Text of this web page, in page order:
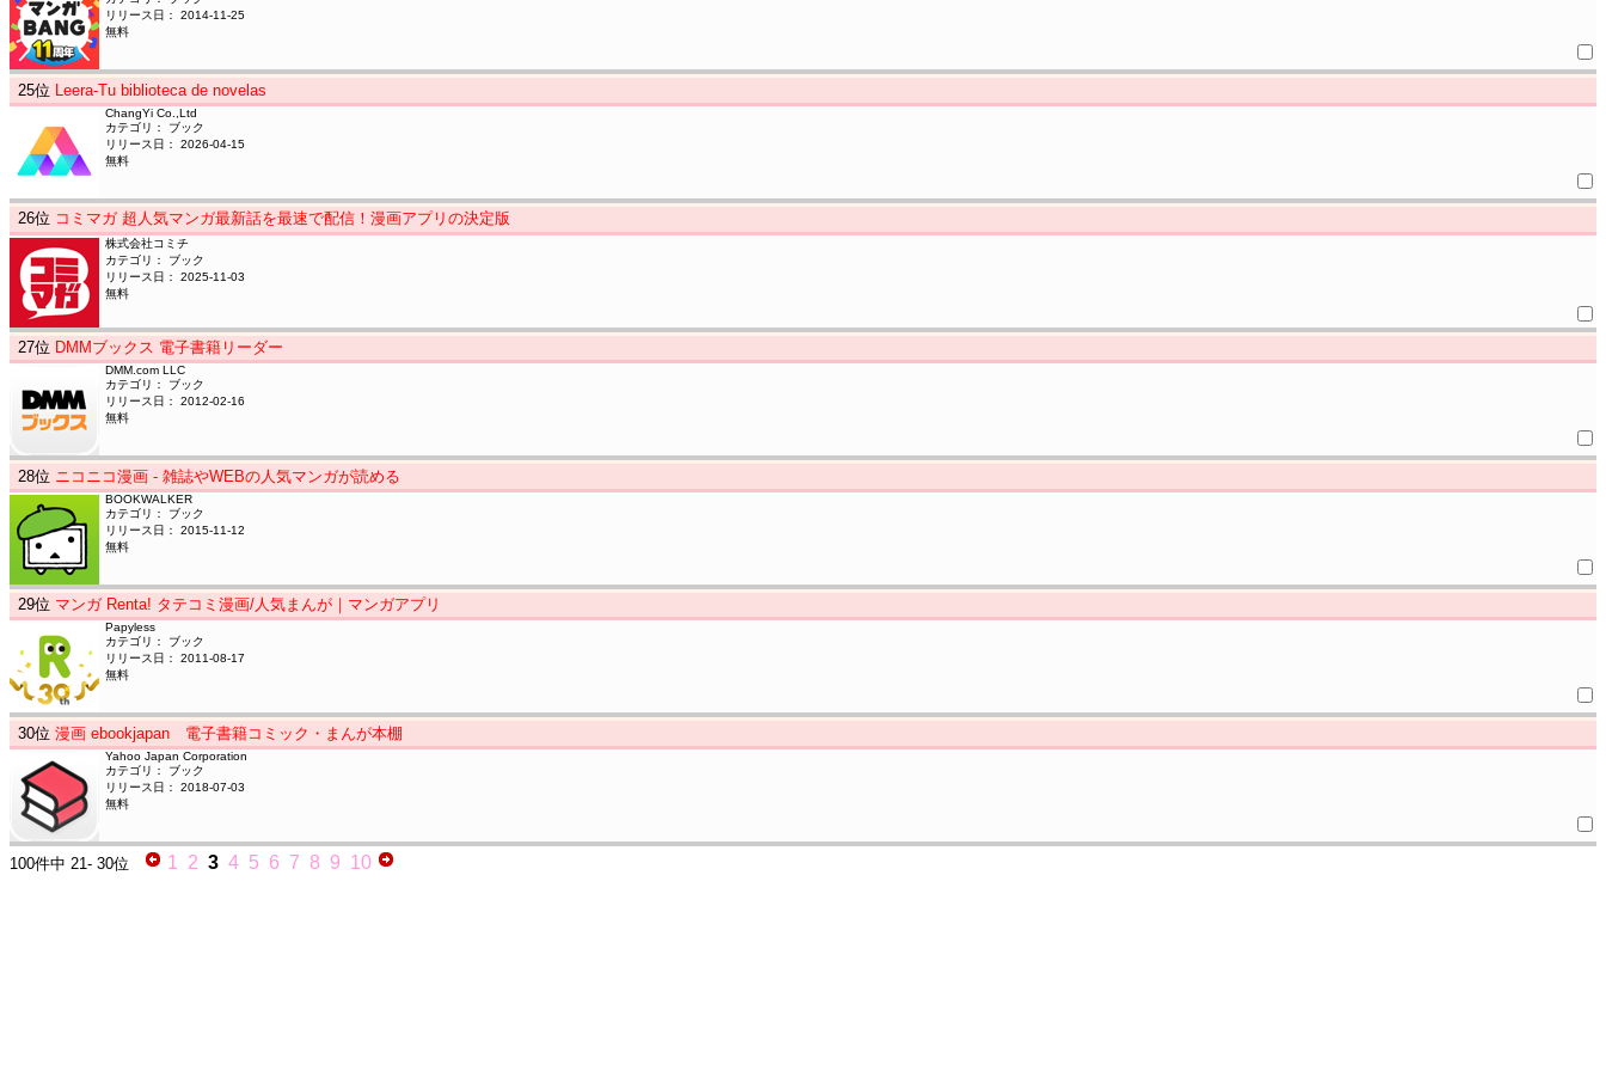
リリース日： 2014-11-25
無料
25位 Leera-Tu biblioteca de novelas
ChangYi Co.,Ltd
カテゴリ： ブック
リリース日： 2026-04-15
無料
26位 コミマガ 超人気マンガ最新話を最速で配信！漫画アプリの決定版
株式会社コミチ
カテゴリ： ブック
リリース日： 2025-11-03
無料
27位 DMMブックス 電子書籍リーダー
DMM.com LLC
カテゴリ： ブック
リリース日： 2012-02-16
無料
28位 ニコニコ漫画 - 雑誌やWEBの人気マンガが読める
BOOKWALKER
カテゴリ： ブック
リリース日： 2015-11-12
無料
29位 マンガ Renta! タテコミ漫画/人気まんが｜マンガアプリ
Papyless
カテゴリ： ブック
リリース日： 2011-08-17
無料
30位 漫画 ebookjapan 電子書籍コミック・まんが本棚
Yahoo Japan Corporation
カテゴリ： ブック
リリース日： 2018-07-03
無料
100件中 21- 30位 1 2 3 4 5 6 7 8 9 10